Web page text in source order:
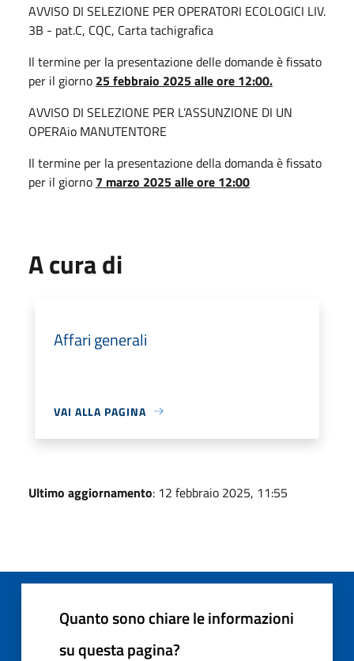
AVVISO DI SELEZIONE PER OPERATORI ECOLOGICI LIV.
3B - pat.C, CQC, Carta tachigrafica
Il termine per la presentazione delle domande è fissato
per il giorno 25 febbraio 2025 alle ore 12:00.
AVVISO DI SELEZIONE PER L’ASSUNZIONE DI UN
OPERAio MANUTENTORE
Il termine per la presentazione della domanda è fissato
per il giorno 7 marzo 2025 alle ore 12:00
A cura di
Affari generali
VAI ALLA PAGINA
Ultimo aggiornamento: 12 febbraio 2025, 11:55
Quanto sono chiare le informazioni
su questa pagina?